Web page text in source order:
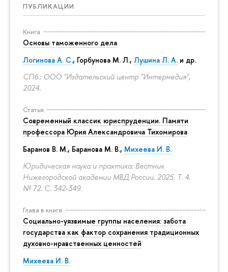
ПУБЛИКАЦИИ
Книга
Основы таможенного дела
Логинова А. С., Горбунова М. Л., Лушина Л. А. и др.
СПб.: ООО "Издательский центр "Интермедия",
2024.
Статья
Современный классик юриспруденции. Памяти
профессора Юрия Александровича Тихомирова
Баранов В. М., Баранова М. В., Михеева И. В.
Юридическая наука и практика: Вестник
Нижегородской академии МВД России. 2025. Т. 4.
№ 72. С. 342-349.
Глава в книге
Социально-уязвимые группы населения: забота
государства как фактор сохранения традиционных
духовно-нравственных ценностей
Михеева И. В.